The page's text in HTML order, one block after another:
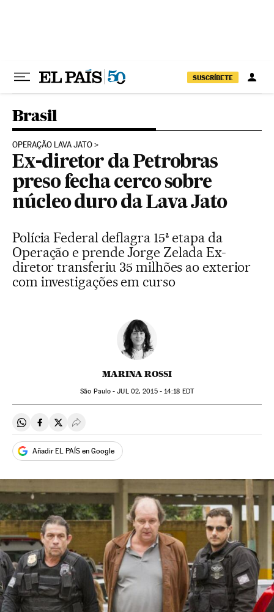
SUSCRÍBETE
Brasil
OPERAÇÃO LAVA JATO
Ex-diretor da Petrobras
preso fecha cerco sobre
núcleo duro da Lava Jato
Polícia Federal deflagra 15ª etapa da
Operação e prende Jorge Zelada Ex-
diretor transferiu 35 milhões ao exterior
com investigações em curso
MARINA ROSSI
São Paulo -JUL02, 2015 - 14:18 EDT
Compartir en Whatsapp
Compartir en Facebook
Compartir en Twitter
Desplegar Redes Sociales
Añadir EL PAÍS en Google